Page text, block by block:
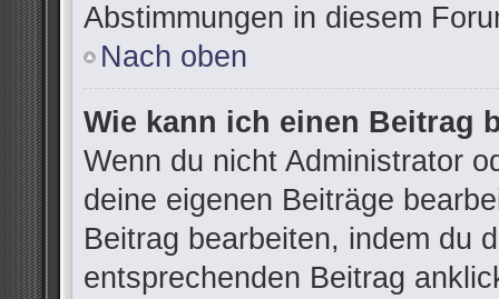
Abstimmungen in diesem
Nach oben
Wie kann ich einen Beitrag
Wenn du nicht Administrator
deine eigenen Beiträge
Beitrag bearbeiten, indem du
entsprechenden Beitrag